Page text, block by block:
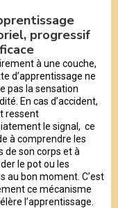
progressif
à une couche,
d’apprentissage ne
pas la sensation
En cas d’accident,
ressent
le signal, ce
à comprendre les
de son corps et à
le pot ou les
au bon moment. C’est
ce mécanisme
l’apprentissage.